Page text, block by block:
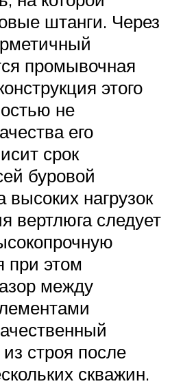
штанги. Через
промывочная
этого
не
его
срок
буровой
высоких нагрузок
вертлюга следует
при этом
между
строя после
скважин.